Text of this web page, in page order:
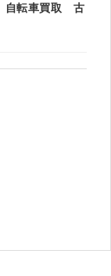
転車買取 古